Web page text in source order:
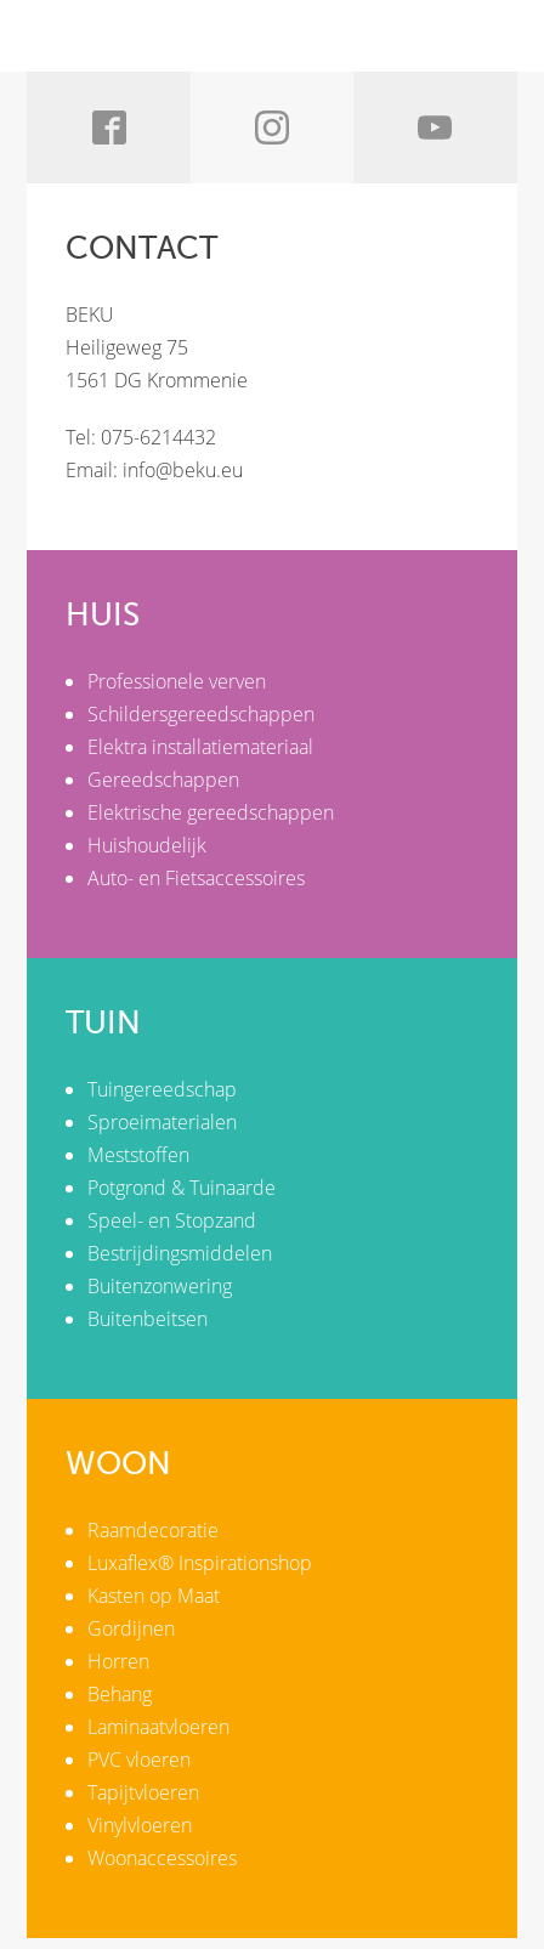
CONTACT
BEKU
Heiligeweg 75
1561 DG Krommenie
Tel: 075-6214432
Email: info@beku.eu
HUIS
Professionele verven
Schildersgereedschappen
Elektra installatiemateriaal
Gereedschappen
Elektrische gereedschappen
Huishoudelijk
Auto- en Fietsaccessoires
TUIN
Tuingereedschap
Sproeimaterialen
Meststoffen
Potgrond & Tuinaarde
Speel- en Stopzand
Bestrijdingsmiddelen
Buitenzonwering
Buitenbeitsen
WOON
Raamdecoratie
Luxaflex® Inspirationshop
Kasten op Maat
Gordijnen
Horren
Behang
Laminaatvloeren
PVC vloeren
Tapijtvloeren
Vinylvloeren
Woonaccessoires